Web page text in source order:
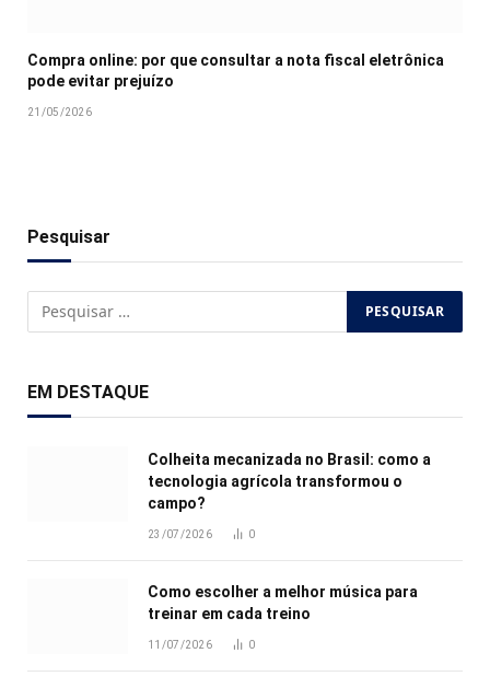
Compra online: por que consultar a nota fiscal eletrônica
pode evitar prejuízo
21/05/2026
Pesquisar
EM DESTAQUE
Colheita mecanizada no Brasil: como a
tecnologia agrícola transformou o
campo?
23/07/2026 0
Como escolher a melhor música para
treinar em cada treino
11/07/2026 0